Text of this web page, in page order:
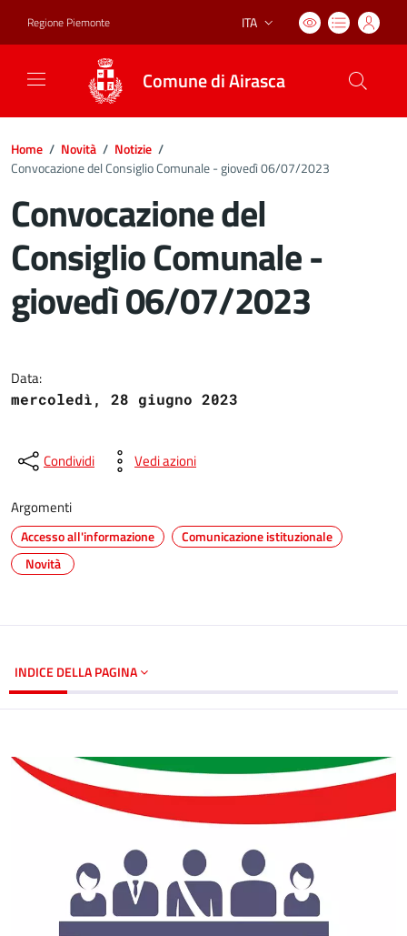
Regione Piemonte Lingua attiva:
ITA
Comune di Airasca
Home / Novità / Notizie /
Convocazione del Consiglio Comunale - giovedì 06/07/2023
Convocazione del
Consiglio Comunale -
giovedì 06/07/2023
Data:
mercoledì, 28 giugno 2023
Condividi Vedi azioni
Argomenti
Accesso all'informazione
Comunicazione istituzionale
Novità
INDICE DELLA PAGINA